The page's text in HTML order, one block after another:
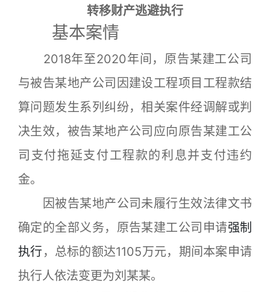
转移财产逃避执行
基本案情
2018年至2020年间，原告某建工公司
与被告某地产公司因建设工程项目工程款结
算问题发生系列纠纷，相关案件经调解或判
决生效，被告某地产公司应向原告某建工公
司支付拖延支付工程款的利息并支付违约
金。
因被告某地产公司未履行生效法律文书
确定的全部义务，原告某建工公司申请强制
执行 ，总标的额达1105万元，期间本案申请
执行人依法变更为刘某某。